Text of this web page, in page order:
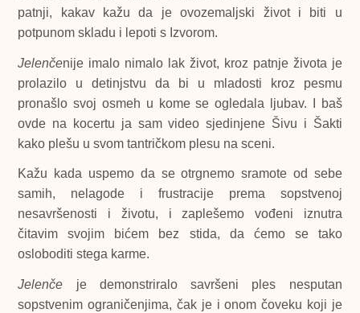
patnji, kakav kažu da je ovozemaljski život i biti u
potpunom skladu i lepoti s Izvorom.
Jelenčenije imalo nimalo lak život, kroz patnje života je
prolazilo u detinjstvu da bi u mladosti kroz pesmu
pronašlo svoj osmeh u kome se ogledala ljubav. I baš
ovde na kocertu ja sam video sjedinjene Šivu i Šakti
kako plešu u svom tantričkom plesu na sceni.
Kažu kada uspemo da se otrgnemo sramote od sebe
samih, nelagode i frustracije prema sopstvenoj
nesavršenosti i životu, i zaplešemo vođeni iznutra
čitavim svojim bićem bez stida, da ćemo se tako
osloboditi stega karme.
Jelenče je demonstriralo savršeni ples nesputan
sopstvenim ograničenjima, čak je i onom čoveku koji je